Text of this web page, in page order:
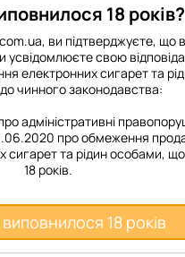
подряпин, сколів,
пунктам, обміну
18 років?
ви підтверджуєте, що
усвідомлюєте свою
електронних сигарет та
до чинного законодавства:
адміністративні
про обмеження
сигарет та рідин особами,
18 років.
18 років